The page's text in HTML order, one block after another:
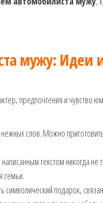
мужу: Идеи
предпочтения и чувство
слов. Можно приготовить
текстом никогда не
семьи.
символический подарок,